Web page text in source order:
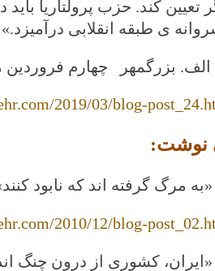
تعیین کند. حزب پرولتاریا
ی طبقه انقلابی درآمیزد.»
بزرگمهر چهارم فروردین
2019/03/blog-
نوشت:
مرگ گرفته اند که نابود کنند»، ب.
2010/12/blog-
«ایران، کشوری از درون چنگ